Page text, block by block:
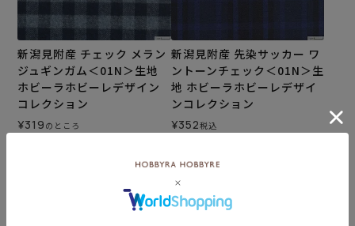
新潟見附産 チェック メラン
ジュギンガム＜01N＞生地
ホビーラホビーレデザイン
コレクション
¥319 のところ
¥187
新潟見附産 先染サッカー ワ
ントーンチェック＜01N＞生
地 ホビーラホビーレデザイ
ンコレクション
¥352税込
カートに入れる